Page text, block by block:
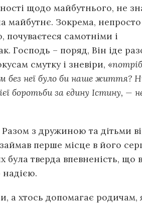
щодо майбутнього, не
майбутнє. Зокрема, непросто
почуваєтеся самотніми і
Господь – поряд, Він іде
смутку і зневіри, «
без неї було би наше життя?
боротьби за єдину Істину, —
Разом з дружиною та дітьми
перше місце в його
була тверда впевненість, що
а хтось допомагає родичам,